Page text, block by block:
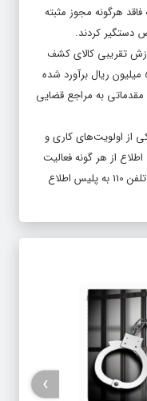
فاقد هرگونه مجوز مثبته
دستگیر کردند.
تقریبی کالای کشف
شده برابر نظر کارشناسان مربوطه بالغ بر 500 میلیون ریال برآورد شده
به مراجع قضایی
از اولویت‌های کاری و
از هر گونه فعالیت
غیرقانونی، مراتب را در اسرع وقت از طریق تلفن 110 به پلیس اطلاع
›